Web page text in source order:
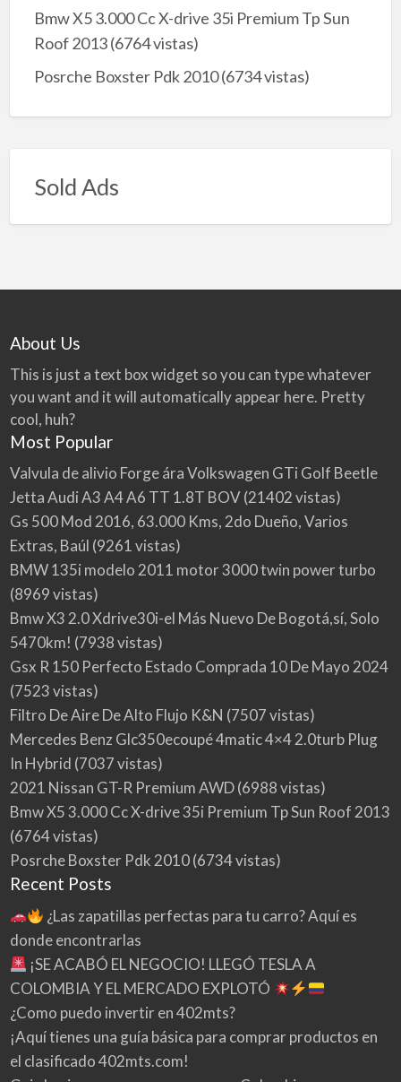
Bmw X5 3.000 Cc X-drive 35i Premium Tp Sun
Roof 2013(6764 vistas)
Posrche Boxster Pdk 2010(6734 vistas)
Sold Ads
About Us
This is just a text box widget so you can type whatever
you want and it will automatically appear here. Pretty
cool, huh?
Most Popular
Valvula de alivio Forge ára Volkswagen GTi Golf Beetle
Jetta Audi A3 A4 A6 TT 1.8T BOV(21402 vistas)
Gs 500 Mod 2016, 63.000 Kms, 2do Dueño, Varios
Extras, Baúl (9261 vistas)
BMW 135i modelo 2011 motor 3000 twin power turbo
(8969 vistas)
Bmw X3 2.0 Xdrive30i-el Más Nuevo De Bogotá,sí, Solo
5470km! (7938 vistas)
Gsx R 150 Perfecto Estado Comprada 10 De Mayo 2024
(7523 vistas)
Filtro De Aire De Alto Flujo K&N (7507 vistas)
Mercedes Benz Glc350ecoupé 4matic 4×4 2.0turb Plug
In Hybrid (7037 vistas)
2021 Nissan GT-R Premium AWD(6988 vistas)
Bmw X5 3.000 Cc X-drive 35i Premium Tp Sun Roof 2013
(6764 vistas)
Posrche Boxster Pdk 2010(6734 vistas)
Recent Posts
¿Las zapatillas perfectas para tu carro? Aquí es
donde encontrarlas
¡SE ACABÓ EL NEGOCIO! LLEGÓ TESLA A
COLOMBIA Y EL MERCADO EXPLOTÓ
¿Como puedo invertir en 402mts?
¡Aquí tienes una guía básica para comprar productos en
el clasificado 402mts.com!